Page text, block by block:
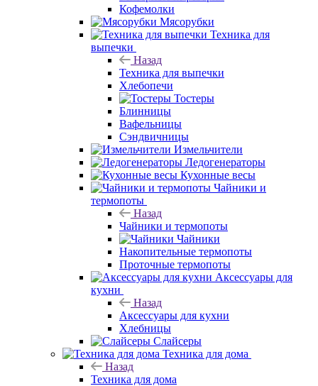
Кофемолки
Мясорубки
Техника для
выпечки
Назад
Техника для выпечки
Хлебопечи
Тостеры
Блинницы
Вафельницы
Сэндвичницы
Измельчители
Ледогенераторы
Кухонные весы
Чайники и
термопоты
Назад
Чайники и термопоты
Чайники
Накопительные термопоты
Проточные термопоты
Аксессуары для
кухни
Назад
Аксессуары для кухни
Хлебницы
Слайсеры
Техника для дома
Назад
Техника для дома